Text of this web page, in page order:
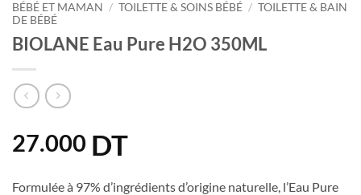
BÉBÉ ET MAMAN / TOILETTE & SOINS BÉBÉ / TOILETTE & BAIN
DE BÉBÉ
BIOLANE Eau Pure H2O 350ML
27.000 DT
Formulée à 97% d’ingrédients d’origine naturelle, l’Eau Pure